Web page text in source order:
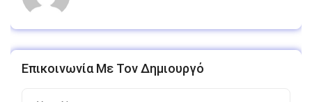
Επικοινωνία Με Τον Δημιουργό